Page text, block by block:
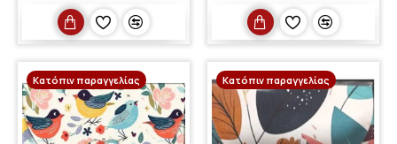
Κατόπιν παραγγελίας Κατόπιν παραγγελίας